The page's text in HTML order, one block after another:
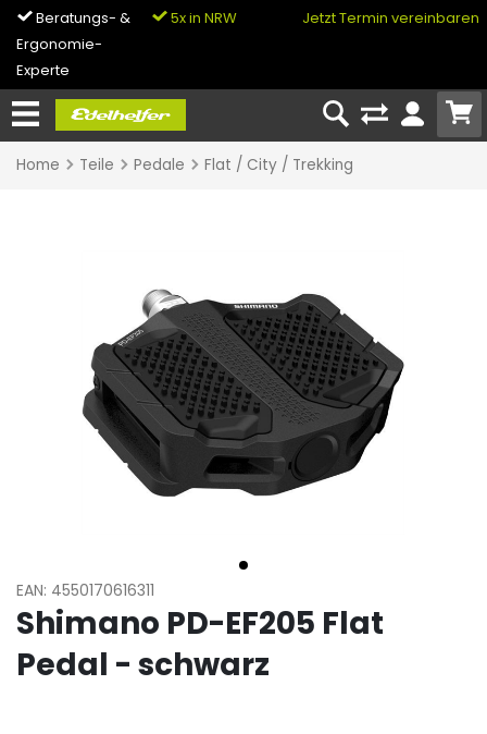
Beratungs- &
Ergonomie-
Experte
5x in NRW
0% Finanzierung
Jetzt Termin vereinbaren
Home Teile Pedale Flat / City / Trekking
EAN: 4550170616311
Shimano PD-EF205 Flat
Pedal - schwarz